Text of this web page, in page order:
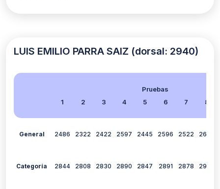
LUIS EMILIO PARRA SAIZ (dorsal: 2940)
Pruebas
1
2 3 4 5 6 7 8
General 2486 2322 2422 2597 2445 2596 2522 2666
Categoría 2844 2808 2830 2890 2847 2891 2878 2907